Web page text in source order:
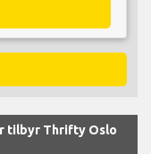
tilbyr Thrifty Oslo